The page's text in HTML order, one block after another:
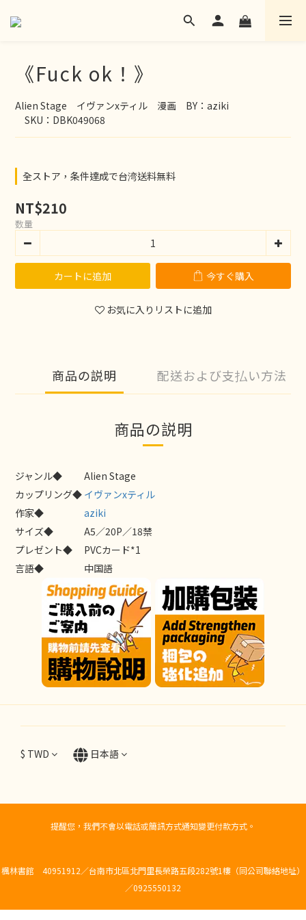
《Fuck ok！》
Alien Stage　イヴァンxティル　漫画　BY：aziki
SKU：DBK049068
全ストア，条件達成で台湾送料無料
NT$210
数量
カートに追加 今すぐ購入
お気に入りリストに追加
商品の説明 配送および支払い方法
商品の説明
ジャンル◆
Alien Stage
カップリング◆ イヴァンxティル
作家◆
aziki
サイズ◆
A5／20P／18禁
プレゼント◆
PVCカード*1
言語◆
中国語
$ TWD 日本語
提醒您，我們不會以電話或簡訊方式通知變更付款方式。
楓林書館 40951912／台南市北區北門里長榮路五段282號1樓（同公司聯絡地址）
／0925550132